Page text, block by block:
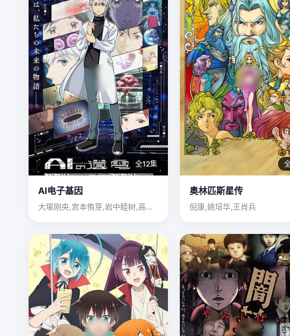
全12集
AI电子基因
大塚刚央,宫本侑芽,岩中睦树,高森奈津美
奥林匹斯星传
倪康,姚培华,王肖兵